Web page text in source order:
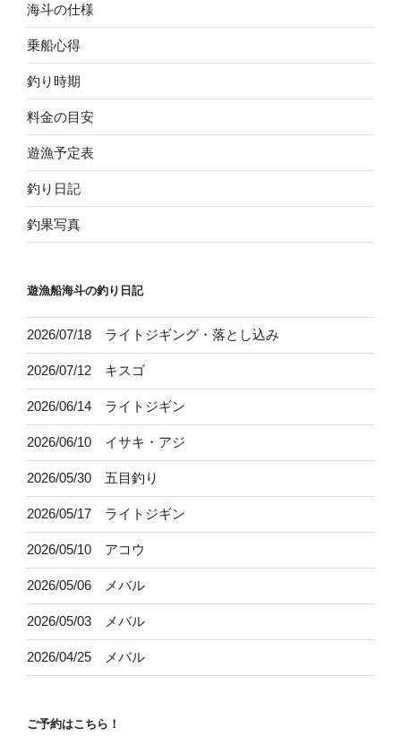
海斗の仕様
乗船心得
釣り時期
料金の目安
遊漁予定表
釣り日記
釣果写真
遊漁船海斗の釣り日記
2026/07/18 ライトジギング・落とし込み
2026/07/12 キスゴ
2026/06/14 ライトジギン
2026/06/10 イサキ・アジ
2026/05/30 五目釣り
2026/05/17 ライトジギン
2026/05/10 アコウ
2026/05/06 メバル
2026/05/03 メバル
2026/04/25 メバル
ご予約はこちら！